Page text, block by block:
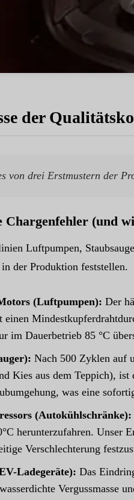
der
von drei Erstmustern der
Chargenfehler (und
Luftpumpen,
der Produktion feststellen.
(Luftpumpen): Der
im Dauerbetrieb 85 °C
Nach 500 Zyklen auf
Kies aus dem Teppich),
was eine
(Autokühlschränke):
herunterzufahren. Unser
Verschlechterung
Ladegeräte): Das
Vergussmasse